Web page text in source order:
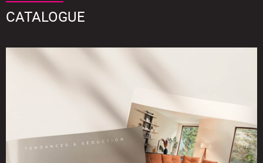
CATALOGUE